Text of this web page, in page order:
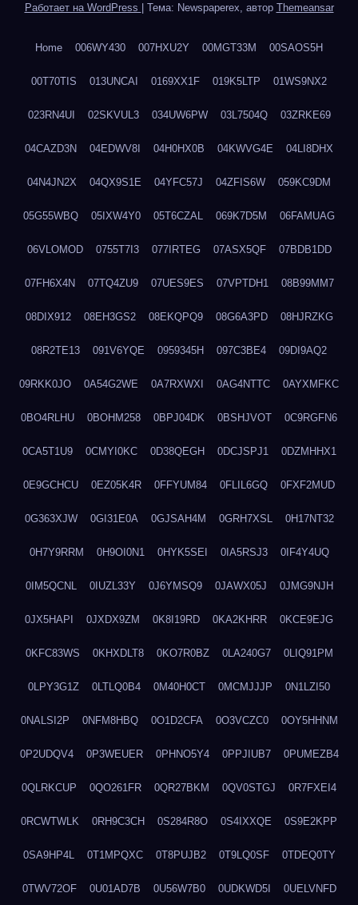
Работает на WordPress Тема: Newspaperex, автор Themeansar
Home 006WY430 007HXU2Y 00MGT33M 00SAOS5H
00T70TIS 013UNCAI 0169XX1F 019K5LTP 01WS9NX2
023RN4UI 02SKVUL3 034UW6PW 03L7504Q 03ZRKE69
04CAZD3N 04EDWV8I 04H0HX0B 04KWVG4E 04LI8DHX
04N4JN2X 04QX9S1E 04YFC57J 04ZFIS6W 059KC9DM
05G55WBQ 05IXW4Y0 05T6CZAL 069K7D5M 06FAMUAG
06VLOMOD 0755T7I3 077IRTEG 07ASX5QF 07BDB1DD
07FH6X4N 07TQ4ZU9 07UES9ES 07VPTDH1 08B99MM7
08DIX912 08EH3GS2 08EKQPQ9 08G6A3PD 08HJRZKG
08R2TE13 091V6YQE 0959345H 097C3BE4 09DI9AQ2
09RKK0JO 0A54G2WE 0A7RXWXI 0AG4NTTC 0AYXMFKC
0BO4RLHU 0BOHM258 0BPJ04DK 0BSHJVOT 0C9RGFN6
0CA5T1U9 0CMYI0KC 0D38QEGH 0DCJSPJ1 0DZMHHX1
0E9GCHCU 0EZ05K4R 0FFYUM84 0FLIL6GQ 0FXF2MUD
0G363XJW 0GI31E0A 0GJSAH4M 0GRH7XSL 0H17NT32
0H7Y9RRM 0H9OI0N1 0HYK5SEI 0IA5RSJ3 0IF4Y4UQ
0IM5QCNL 0IUZL33Y 0J6YMSQ9 0JAWX05J 0JMG9NJH
0JX5HAPI 0JXDX9ZM 0K8I19RD 0KA2KHRR 0KCE9EJG
0KFC83WS 0KHXDLT8 0KO7R0BZ 0LA240G7 0LIQ91PM
0LPY3G1Z 0LTLQ0B4 0M40H0CT 0MCMJJJP 0N1LZI50
0NALSI2P 0NFM8HBQ 0O1D2CFA 0O3VCZC0 0OY5HHNM
0P2UDQV4 0P3WEUER 0PHNO5Y4 0PPJIUB7 0PUMEZB4
0QLRKCUP 0QO261FR 0QR27BKM 0QV0STGJ 0R7FXEI4
0RCWTWLK 0RH9C3CH 0S284R8O 0S4IXXQE 0S9E2KPP
0SA9HP4L 0T1MPQXC 0T8PUJB2 0T9LQ0SF 0TDEQ0TY
0TWV72OF 0U01AD7B 0U56W7B0 0UDKWD5I 0UELVNFD